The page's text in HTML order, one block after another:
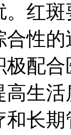
红
性
配
生
长